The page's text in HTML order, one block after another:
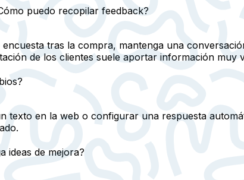
puedo recopilar feedback?
tras la compra, mantenga una
de los clientes suele aportar información muy
texto en la web o configurar una respuesta
ideas de mejora?